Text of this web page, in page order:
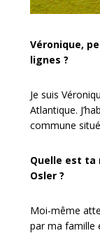
Véronique,
lignes ?
Je suis
Atlantique.
commune
Quelle est ta
Osler ?
Moi-même
par ma famille